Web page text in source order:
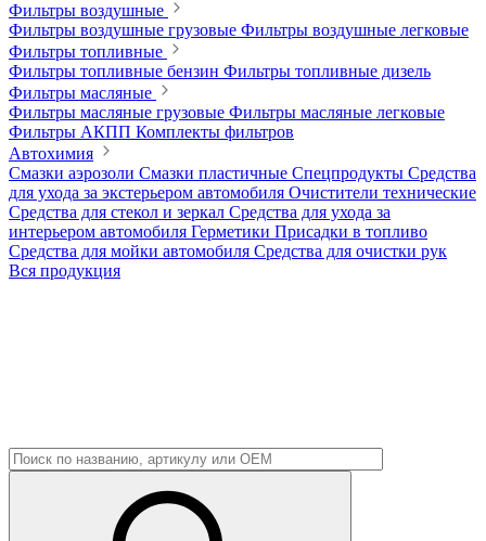
Фильтры воздушные
Фильтры воздушные грузовые Фильтры воздушные легковые
Фильтры топливные
Фильтры топливные бензин Фильтры топливные дизель
Фильтры масляные
Фильтры масляные грузовые Фильтры масляные легковые
Фильтры АКПП Комплекты фильтров
Автохимия
Смазки аэрозоли Смазки пластичные Спецпродукты Средства
для ухода за экстерьером автомобиля Очистители технические
Средства для стекол и зеркал Средства для ухода за
интерьером автомобиля Герметики Присадки в топливо
Средства для мойки автомобиля Средства для очистки рук
Вся продукция